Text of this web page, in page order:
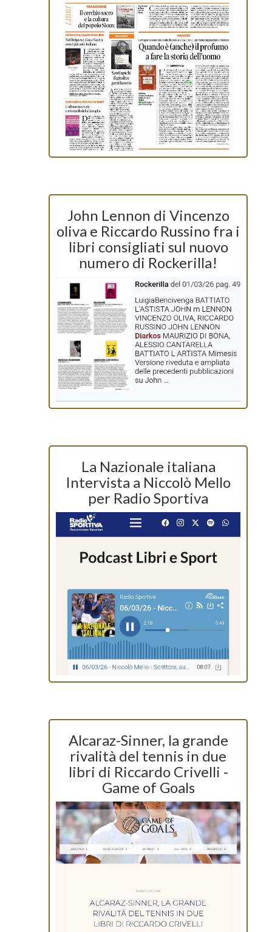
John Lennon di Vincenzo
oliva e Riccardo Russino fra i
libri consigliati sul nuovo
numero di Rockerilla!
La Nazionale italiana
Intervista a Niccolò Mello
per Radio Sportiva
Alcaraz-Sinner, la grande
rivalità del tennis in due
libri di Riccardo Crivelli -
Game of Goals